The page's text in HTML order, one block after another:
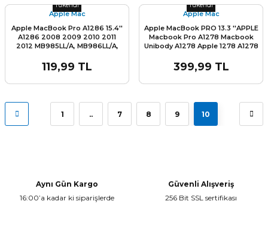
Tükendi
Apple Mac
Apple MacBook Pro A1286 15.4''
A1286 2008 2009 2010 2011
2012 MB985LL/A, MB986LL/A,
MC373LL/A, MC721LL/A,
MC723LL/A, MD103LL/A,
MD104LL/A, MC118LL/A,
119,99 TL
Tükendi
Apple Mac
Apple MacBook PRO 13.3 ''APPLE
Macbook Pro A1278 Macbook
Unibody A1278 Apple 1278 A1278
Klavye Tuş Takımı
399,99 TL
1 .. 7 8 9 10
Aynı Gün Kargo
16:00’a kadar ki siparişlerde
Güvenli Alışveriş
256 Bit SSL sertifikası